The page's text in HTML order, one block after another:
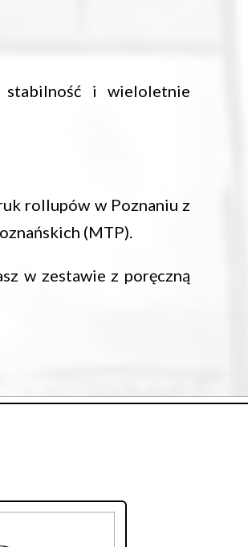
stabilność i wieloletnie
rollupów w Poznaniu z
(MTP).
w zestawie z poręczną